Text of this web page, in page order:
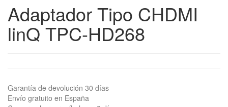
Adaptador Tipo CHDMI
linQ TPC-HD268
Garantía de devolución 30 días
Envío gratuito en España